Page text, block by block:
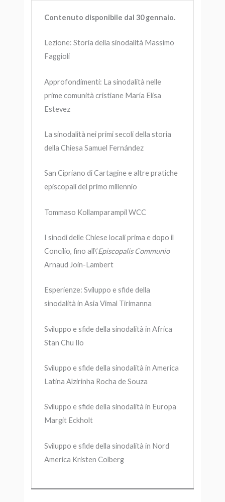
Contenuto disponibile dal 30 gennaio.
Lezione: Storia della sinodalità Massimo
Faggioli
Approfondimenti: La sinodalità nelle
prime comunità cristiane María Elisa
Estevez
La sinodalità nei primi secoli della storia
della Chiesa Samuel Fernández
San Cipriano di Cartagine e altre pratiche
episcopali del primo millennio
Tommaso Kollamparampil WCC
I sinodi delle Chiese locali prima e dopo il
Concilio, fino all\’Episcopalis Communio
Arnaud Join-Lambert
Esperienze: Sviluppo e sfide della
sinodalità in Asia Vimal Tirimanna
Sviluppo e sfide della sinodalità in Africa
Stan Chu Ilo
Sviluppo e sfide della sinodalità in America
Latina Alzirinha Rocha de Souza
Sviluppo e sfide della sinodalità in Europa
Margit Eckholt
Sviluppo e sfide della sinodalità in Nord
America Kristen Colberg